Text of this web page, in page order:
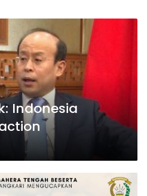
Indonesia